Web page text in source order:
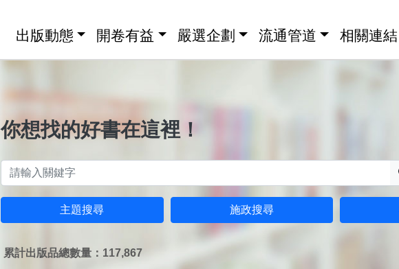
出版動態 開卷有益 嚴選企劃 流通管道 相關連結
你想找的好書在這裡！
主題搜尋 施政搜尋
累計出版品總數量：117,867